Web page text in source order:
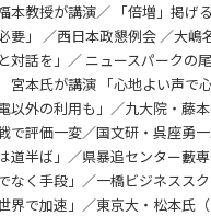
教授が講演／ 「倍増」掲
」 ／西日本政懇例会 ／大嶋
話を」／ ニュースパークの
本氏が講演 「心地よい声で
外の利用も」／九大院・藤
評価一変／国文研・呉座勇
半ば」／県暴追センター藪
く手段」／一橋ビジネスス
で加速」／東京大・松本氏